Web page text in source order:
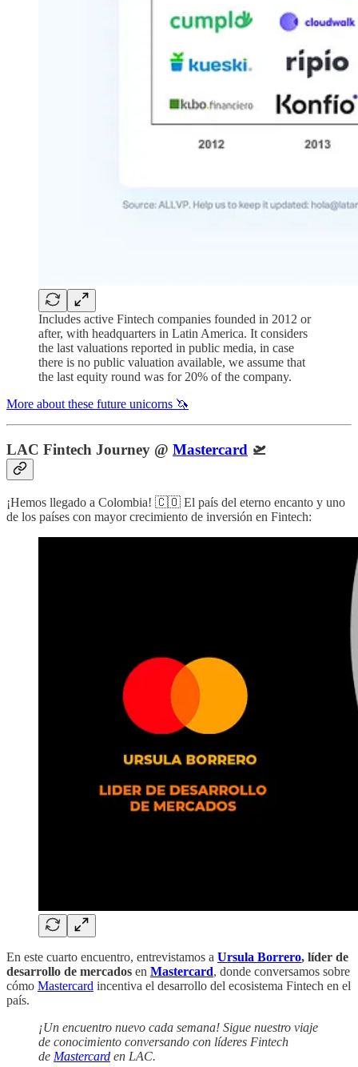
Includes active Fintech companies founded in 2012 or
after, with headquarters in Latin America. It considers
the last valuations reported in public media, in case
there is no public valuation available, we assume that
the last equity round was for 20% of the company.
More about these future unicorns 🦄
LAC Fintech Journey @ Mastercard 🛫
¡Hemos llegado a Colombia! 🇨🇴 El país del eterno encanto y uno
de los países con mayor crecimiento de inversión en Fintech:
En este cuarto encuentro, entrevistamos a Ursula Borrero, líder de
desarrollo de mercados en Mastercard, donde conversamos sobre
cómo Mastercard incentiva el desarrollo del ecosistema Fintech en el
país.
¡Un encuentro nuevo cada semana! Sigue nuestro viaje
de conocimiento conversando con líderes Fintech
de Mastercard en LAC.